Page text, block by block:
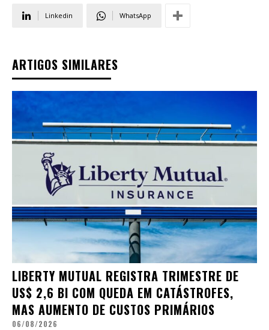
Linkedin WhatsApp
ARTIGOS SIMILARES
LIBERTY MUTUAL REGISTRA TRIMESTRE DE
US$ 2,6 BI COM QUEDA EM CATÁSTROFES,
MAS AUMENTO DE CUSTOS PRIMÁRIOS
06/08/2026